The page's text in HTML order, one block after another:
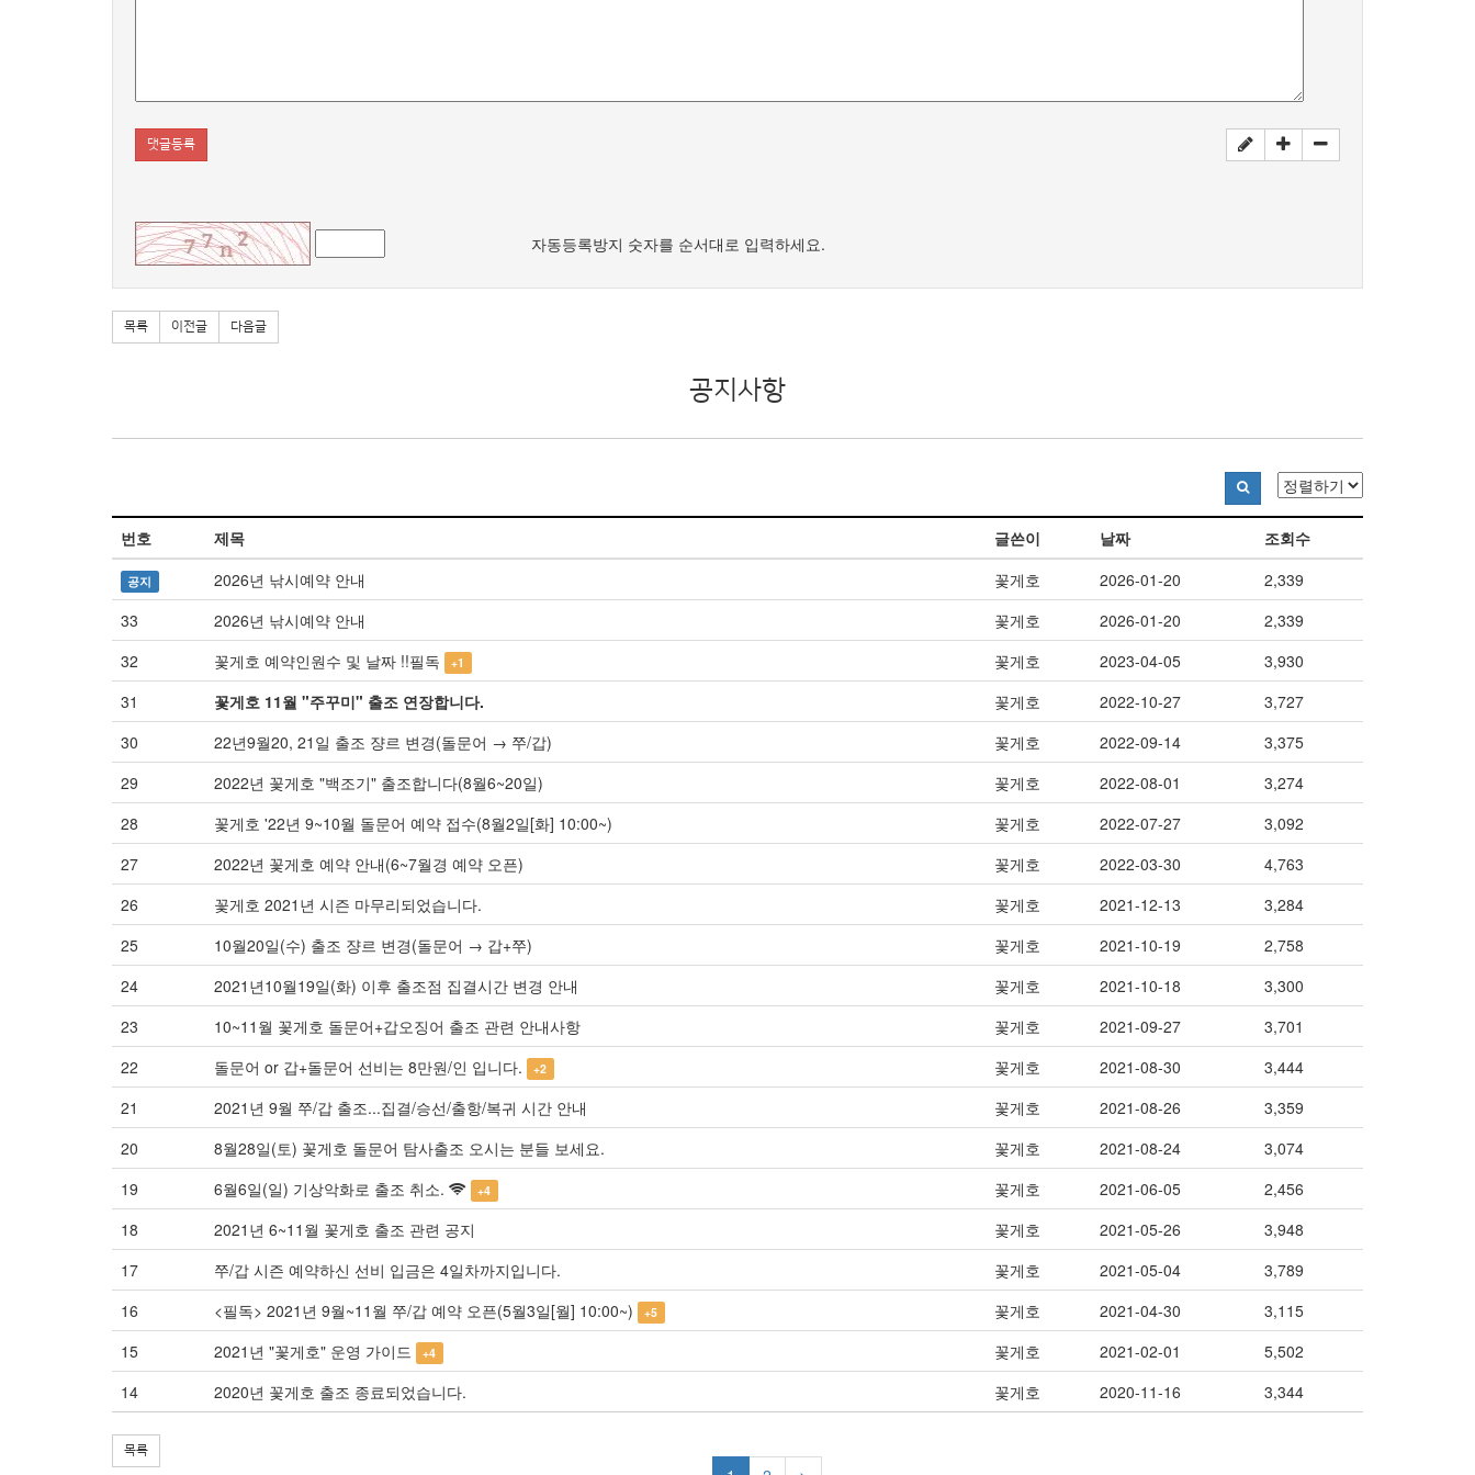
댓글등록
자동등록방지 숫자를 순서대로 입력하세요.
목록 이전글 다음글
공지사항
번호 제목 글쓴이 날짜 조회수
공지 2026년 낚시예약 안내 꽃게호 2026-01-20
2,339
33
2026년 낚시예약 안내 꽃게호 2026-01-20
2,339
32
꽃게호 예약인원수 및 날짜 !!필독 +1 꽃게호 2023-04-05
3,930
31
꽃게호 11월 "주꾸미" 출조 연장합니다. 꽃게호 2022-10-27
3,727
30
22년9월20, 21일 출조 쟝르 변경(돌문어 → 쭈/갑) 꽃게호 2022-09-14
3,375
29
2022년 꽃게호 "백조기" 출조합니다(8월6~20일) 꽃게호 2022-08-01
3,274
28
꽃게호 '22년 9~10월 돌문어 예약 접수(8월2일[화] 10:00~) 꽃게호 2022-07-27
3,092
27
2022년 꽃게호 예약 안내(6~7월경 예약 오픈) 꽃게호 2022-03-30
4,763
26
꽃게호 2021년 시즌 마무리되었습니다. 꽃게호 2021-12-13
3,284
25
10월20일(수) 출조 쟝르 변경(돌문어 → 갑+쭈) 꽃게호 2021-10-19
2,758
24
2021년10월19일(화) 이후 출조점 집결시간 변경 안내 꽃게호 2021-10-18
3,300
23
10~11월 꽃게호 돌문어+갑오징어 출조 관련 안내사항 꽃게호 2021-09-27
3,701
22
돌문어 or 갑+돌문어 선비는 8만원/인 입니다. +2 꽃게호 2021-08-30
3,444
21
2021년 9월 쭈/갑 출조...집결/승선/출항/복귀 시간 안내 꽃게호 2021-08-26
3,359
20
8월28일(토) 꽃게호 돌문어 탐사출조 오시는 분들 보세요. 꽃게호 2021-08-24
3,074
19
6월6일(일) 기상악화로 출조 취소. +4 꽃게호 2021-06-05
2,456
18
2021년 6~11월 꽃게호 출조 관련 공지 꽃게호 2021-05-26
3,948
17
쭈/갑 시즌 예약하신 선비 입금은 4일차까지입니다. 꽃게호 2021-05-04
3,789
16
<필독> 2021년 9월~11월 쭈/갑 예약 오픈(5월3일[월] 10:00~) +5 꽃게호 2021-04-30
3,115
15
2021년 "꽃게호" 운영 가이드 +4 꽃게호 2021-02-01
5,502
14
2020년 꽃게호 출조 종료되었습니다. 꽃게호 2020-11-16 3,344
목록